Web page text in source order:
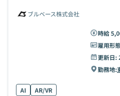
ブルベース株式会社
時給
雇用形
更新日:
勤務地:
AI AR/VR